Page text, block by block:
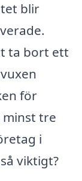
blir
ta bort ett
för
tre
i
viktigt?